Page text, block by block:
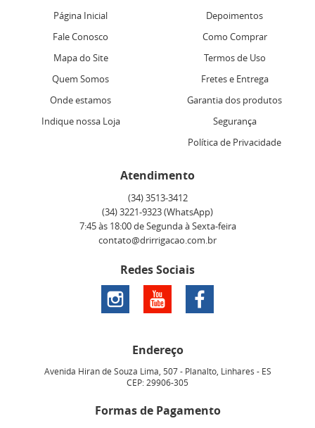
Página Inicial
Fale Conosco
Mapa do Site
Quem Somos
Onde estamos
Indique nossa Loja
Depoimentos
Como Comprar
Termos de Uso
Fretes e Entrega
Garantia dos produtos
Segurança
Política de Privacidade
Atendimento
(34)3513-3412
(34)3221-9323(WhatsApp)
7:45 às 18:00 de Segunda à Sexta-feira
contato@drirrigacao.com.br
Redes Sociais
Endereço
Avenida Hiran de Souza Lima, 507- Planalto, Linhares - ES
CEP: 29906-305
Formas de Pagamento